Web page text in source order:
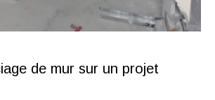
de mur sur un projet